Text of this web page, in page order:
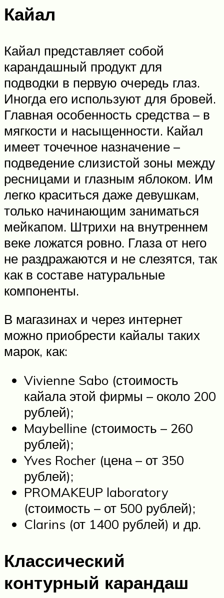
Кайал
Кайал представляет собой
карандашный продукт для
подводки в первую очередь глаз.
Иногда его используют для бровей.
Главная особенность средства – в
мягкости и насыщенности. Кайал
имеет точечное назначение –
подведение слизистой зоны между
ресницами и глазным яблоком. Им
легко краситься даже девушкам,
только начинающим заниматься
мейкапом. Штрихи на внутреннем
веке ложатся ровно. Глаза от него
не раздражаются и не слезятся, так
как в составе натуральные
компоненты.
В магазинах и через интернет
можно приобрести кайалы таких
марок, как:
Vivienne Sabo (стоимость
кайала этой фирмы – около 200
рублей);
Maybelline (стоимость – 260
рублей);
Yves Rocher (цена – от 350
рублей);
PROMAKEUP laboratory
(стоимость – от 500 рублей);
Clarins (от 1400 рублей) и др.
Классический
контурный карандаш